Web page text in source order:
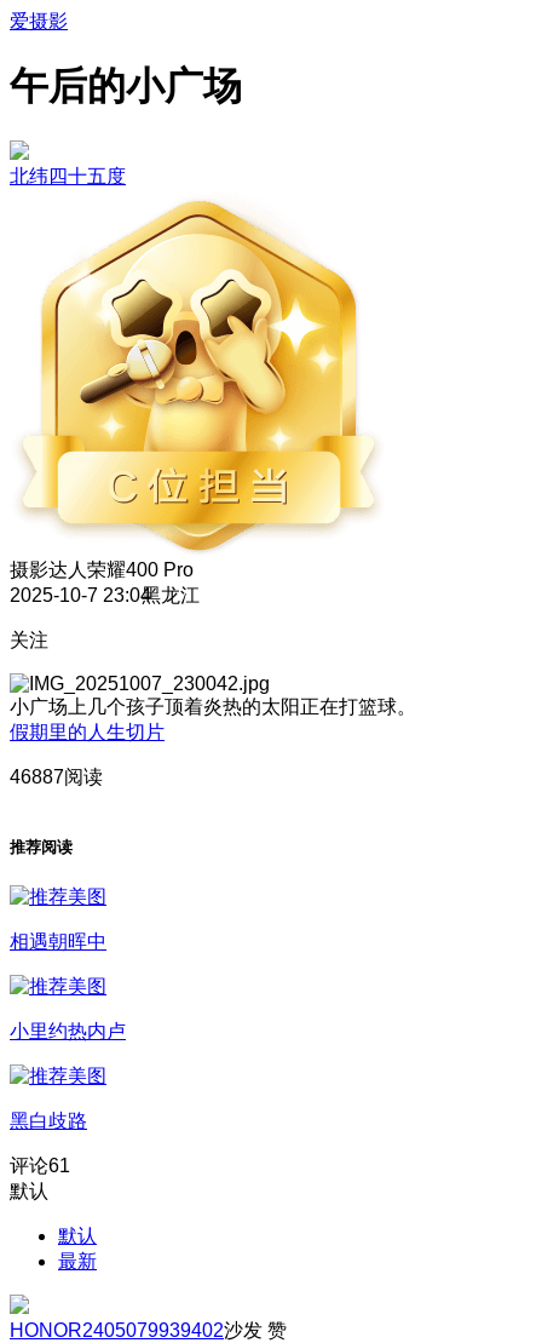
爱摄影
午后的小广场
北纬四十五度
摄影达人 荣耀400 Pro
2025-10-7 23:04黑龙江
关注
小广场上几个孩子顶着炎热的太阳正在打篮球。
假期里的人生切片
46887阅读
推荐阅读
相遇朝晖中
小里约热内卢
黑白歧路
评论61
默认
默认
最新
HONOR2405079939402沙发 赞